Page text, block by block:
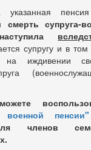
указанная
супруга-
супругу и в том
на иждивении
военной
членов